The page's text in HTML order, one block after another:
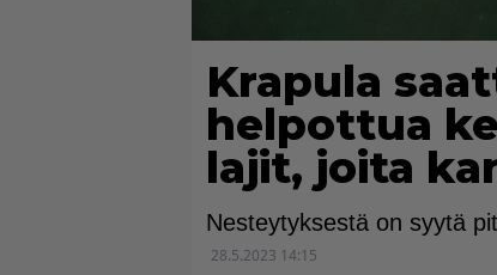
Krapula
helpottua
lajit, joita
Nesteytyksestä on syytä
28.5.2023 14:15